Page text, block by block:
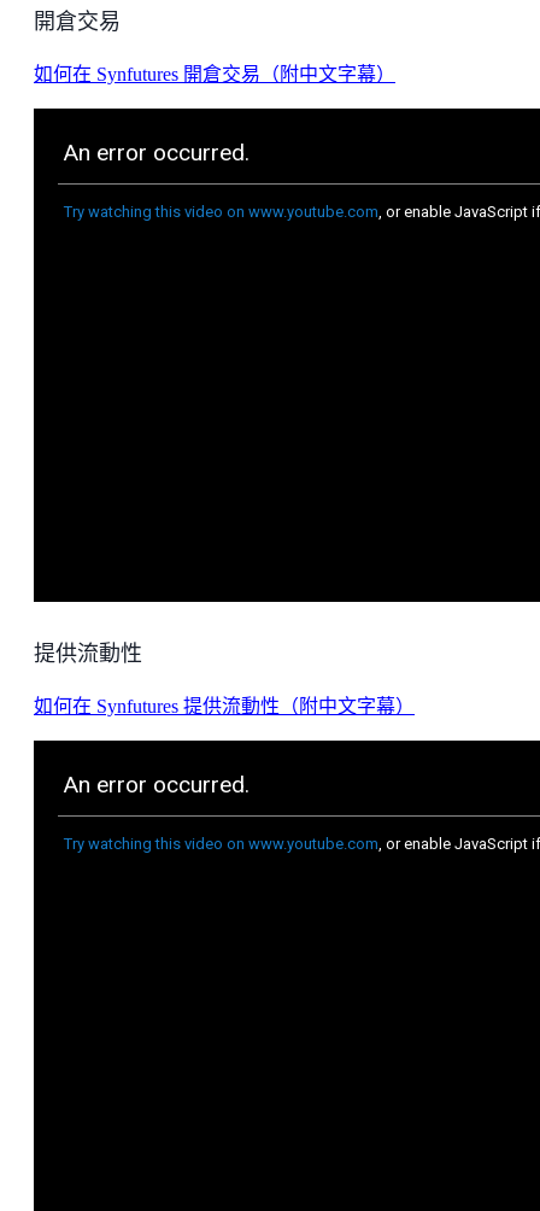
開倉交易
如何在 Synfutures 開倉交易（附中文字幕）
提供流動性
如何在 Synfutures 提供流動性（附中文字幕）